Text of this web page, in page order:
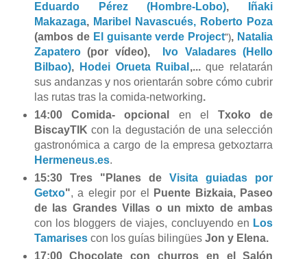
Eduardo Pérez (Hombre-Lobo),
Iñaki
Makazaga, Maribel Navascués, Roberto Poza
(ambos de El guisante verde Project"), Natalia
Zapatero(por vídeo),
Ivo Valadares (Hello
Bilbao), Hodei Orueta Ruibal ,...que relatarán
sus andanzas y nos orientarán sobre cómo cubrir
las rutas tras la comida-networking.
14:00 Comida- opcional
en elTxoko de
BiscayTIK con la degustación de una selección
gastronómica a cargo de la empresa getxoztarra
Hermeneus.es.
15:30 Tres "Planes deVisita guiadas por
Getxo", a elegir por el
Puente Bizkaia, Paseo
de las Grandes Villas o un mixto de ambas
con los bloggers de viajes, concluyendo en Los
Tamarises con los guías bilingües Jon y Elena.
17:00 Chocolate con churros en el Salón